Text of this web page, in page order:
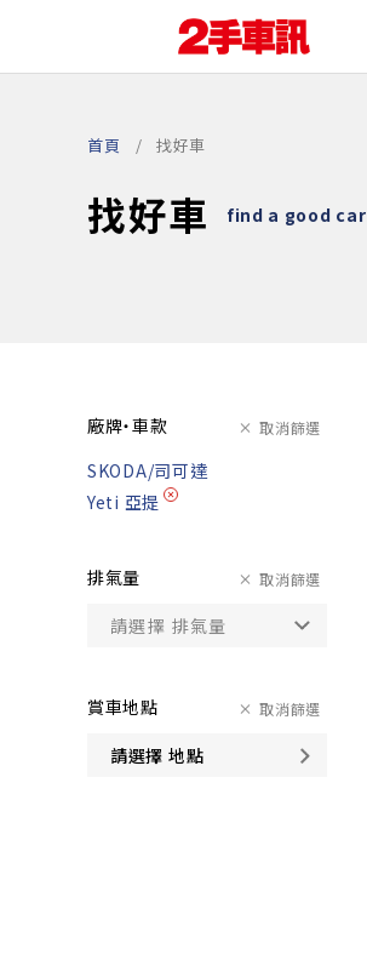
首頁 找好車
找好車 find a good car
廠牌・車款 取消篩選
SKODA/司可達
Yeti 亞提
排氣量 取消篩選
賞車地點
請選擇 地點
取消篩選